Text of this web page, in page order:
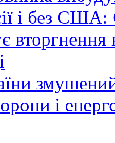
і без США:
вторгнення
і